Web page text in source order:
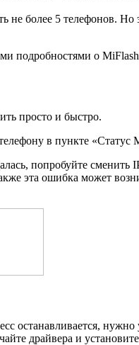
более 5 телефонов. Но
подробностями о
просто и быстро.
в пункте «Статус
попробуйте
эта ошибка может
останавливается,
драйвера и